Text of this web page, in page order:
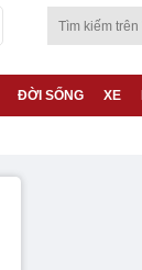
ĐỜI SỐNG XE